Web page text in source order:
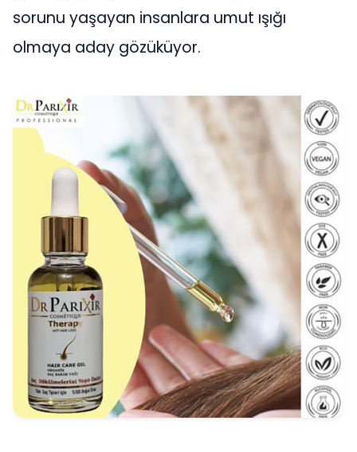
sorunu yaşayan insanlara umut ışığı
olmaya aday gözüküyor.